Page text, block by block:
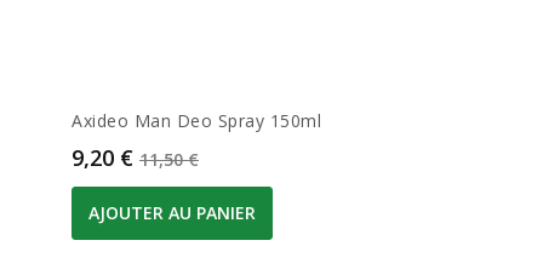
Axideo Man Deo Spray 150ml
Prix
9,20 € Prix de base
11,50 €
AJOUTER AU PANIER